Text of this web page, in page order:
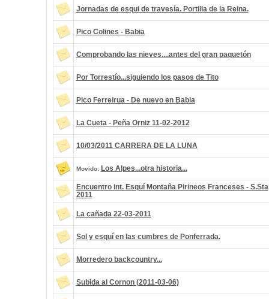
Jornadas de esqui de travesía. Portilla de la Reina.
Pico Colines - Babia
Comprobando las nieves....antes del gran paquetón
Por Torrestío...siguiendo los pasos de Tito
Pico Ferreirua - De nuevo en Babia
La Cueta - Peña Orniz 11-02-2012
10/03/2011 CARRERA DE LA LUNA
Movido: Los Alpes...otra historia...
Encuentro int. Esquí Montaña Pirineos Franceses - S.Sta
2011
La cañada 22-03-2011
Sol y esquí en las cumbres de Ponferrada.
Morredero backcountry...
Subida al Cornon (2011-03-06)